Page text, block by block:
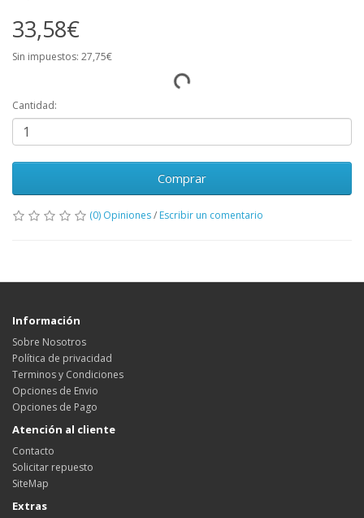
33,58€
Sin impuestos: 27,75€
Cantidad:
Comprar
(0) Opiniones/ Escribir un comentario
Información
Sobre Nosotros
Política de privacidad
Terminos y Condiciones
Opciones de Envio
Opciones de Pago
Atención al cliente
Contacto
Solicitar repuesto
SiteMap
Extras